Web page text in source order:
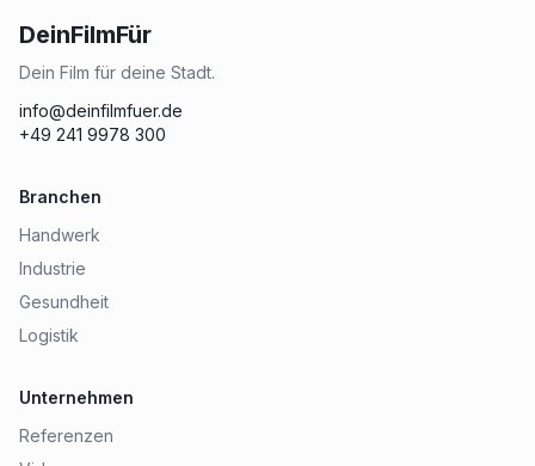
DeinFilmFür
Dein Film für deine Stadt.
info@deinfilmfuer.de
+49 241 9978 300
Branchen
Handwerk
Industrie
Gesundheit
Logistik
Unternehmen
Referenzen